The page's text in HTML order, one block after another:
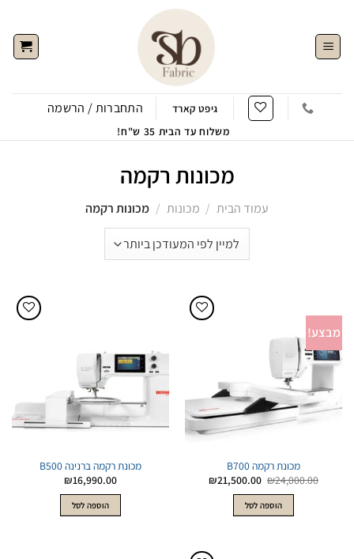
content
גיפט קארד התחברות / הרשמה
משלוח עד הבית 35 ש"ח!
מכונות רקמה
עמוד הבית / מכונות / מכונות רקמה
מבצע!
מכונת רקמה B700
₪24,000.00 המחיר
המקורי
היה:
₪24,000.00.
₪21,500.00 המחיר
הוספה לסל
מכונת רקמה ברנינה B500
₪16,990.00
הוספה לסל